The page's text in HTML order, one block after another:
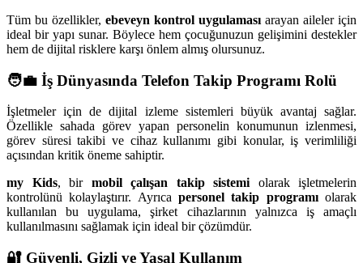
Tüm bu özellikler, ebeveyn kontrol uygulaması arayan aileler için
ideal bir yapı sunar. Böylece hem çocuğunuzun gelişimini destekler
hem de dijital risklere karşı önlem almış olursunuz.
🧑‍💼 İş Dünyasında Telefon Takip Programı Rolü
İşletmeler için de dijital izleme sistemleri büyük avantaj sağlar.
Özellikle sahada görev yapan personelin konumunun izlenmesi,
görev süresi takibi ve cihaz kullanımı gibi konular, iş verimliliği
açısından kritik öneme sahiptir.
my Kids, bir mobil çalışan takip sistemi olarak işletmelerin
kontrolünü kolaylaştırır. Ayrıca personel takip programıolarak
kullanılan bu uygulama, şirket cihazlarının yalnızca iş amaçlı
kullanılmasını sağlamak için ideal bir çözümdür.
🔐 Güvenli, Gizli ve Yasal Kullanım